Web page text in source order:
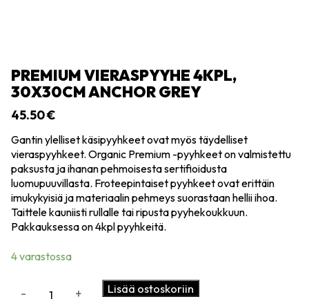
PREMIUM VIERASPYYHE 4KPL,
30X30CM ANCHOR GREY
45.50€
Gantin ylelliset käsipyyhkeet ovat myös täydelliset
vieraspyyhkeet. Organic Premium -pyyhkeet on valmistettu
paksusta ja ihanan pehmoisesta sertifioidusta
luomupuuvillasta. Froteepintaiset pyyhkeet ovat erittäin
imukykyisiä ja materiaalin pehmeys suorastaan hellii ihoa.
Taittele kauniisti rullalle tai ripusta pyyhekoukkuun.
Pakkauksessa on 4kpl pyyhkeitä.
4 varastossa
vieraspyyhe
- + Lisää ostoskoriin